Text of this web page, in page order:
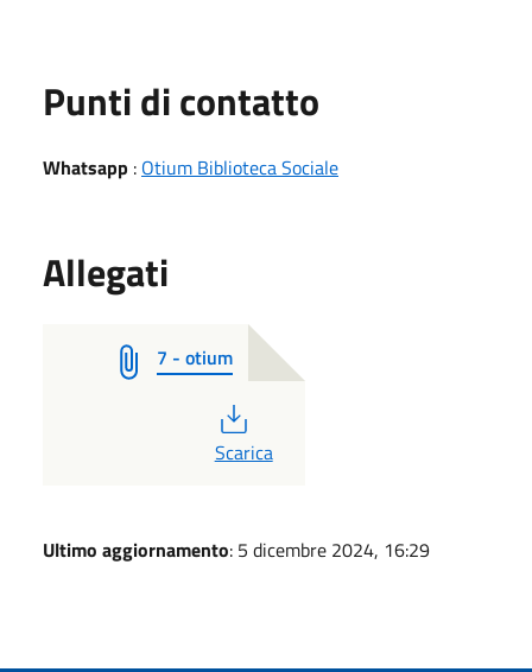
Punti di contatto
Whatsapp : Otium Biblioteca Sociale
Allegati
7 - otium
PDF
Scarica
Ultimo aggiornamento: 5 dicembre 2024, 16:29